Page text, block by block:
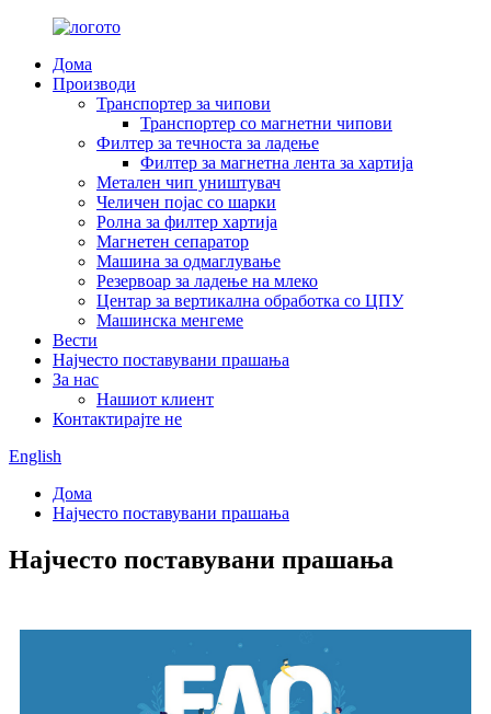
Дома
Производи
Транспортер за чипови
Транспортер со магнетни чипови
Филтер за течноста за ладење
Филтер за магнетна лента за хартија
Метален чип уништувач
Челичен појас со шарки
Ролна за филтер хартија
Магнетен сепаратор
Машина за одмаглување
Резервоар за ладење на млеко
Центар за вертикална обработка со ЦПУ
Машинска менгеме
Вести
Најчесто поставувани прашања
За нас
Нашиот клиент
Контактирајте не
English
Дома
Најчесто поставувани прашања
Најчесто поставувани прашања